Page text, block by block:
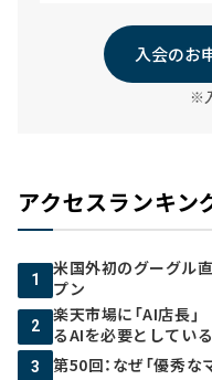
入会のお
※
アクセスランキン
1
米国外初のグーグル
プン
2
楽天市場に「AI店長
るAIを必要としている
3 第50回：なぜ「優秀